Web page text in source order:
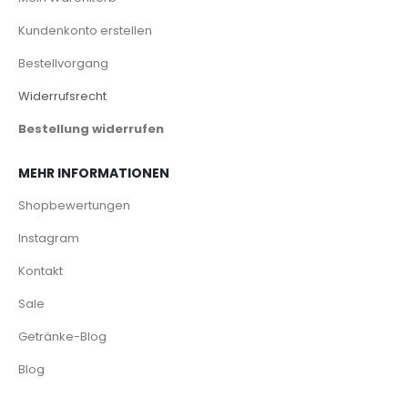
Kundenkonto erstellen
Bestellvorgang
Widerrufsrecht
Bestellung widerrufen
MEHR INFORMATIONEN
Shopbewertungen
Instagram
Kontakt
Sale
Getränke-Blog
Blog